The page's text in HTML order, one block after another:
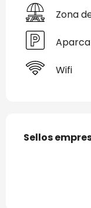
Zona
Wifi
Sellos
Sellos